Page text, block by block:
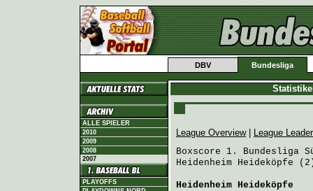
DBV Bundesliga
ALLE SPIELER
2010
2009
2008
2007
PLAYOFFS
League Overview|
League
Boxscore 1. Bundesliga
Heidenheim Heideköpfe
Heidenheim Heideköpfe